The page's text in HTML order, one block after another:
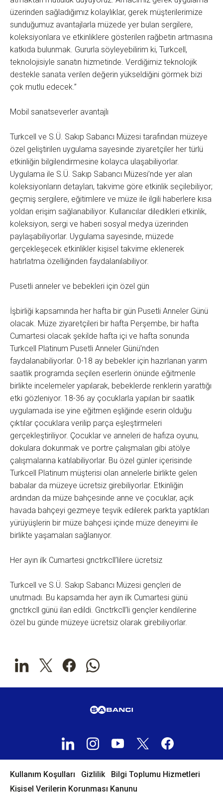
üzerinden sağladığımız kolaylıklar, gerek müşterilerimize
sunduğumuz avantajlarla müzede yer bulan sergilere,
koleksiyonlara ve etkinliklere gösterilen rağbetin artmasına
katkıda bulunmak. Gururla söyleyebilirim ki, Turkcell,
teknolojisiyle sanatın hizmetinde. Verdiğimiz teknolojik
destekle sanata verilen değerin yükseldiğini görmek bizi
çok mutlu edecek.”
Mobil sanatseverler avantajlı
Turkcell ve S.Ü. Sakıp Sabancı Müzesi tarafından müzeye
özel geliştirilen uygulama sayesinde ziyaretçiler her türlü
etkinliğin bilgilendirmesine kolayca ulaşabiliyorlar.
Uygulama ile S.Ü. Sakıp Sabancı Müzesi’nde yer alan
koleksiyonların detayları, takvime göre etkinlik seçilebiliyor;
geçmiş sergilere, eğitimlere ve müze ile ilgili haberlere kısa
yoldan erişim sağlanabiliyor. Kullanıcılar diledikleri etkinlik,
koleksiyon, sergi ve haberi sosyal medya üzerinden
paylaşabiliyorlar. Uygulama sayesinde, müzede
gerçekleşecek etkinlikler kişisel takvime eklenerek
hatırlatma özelliğinden faydalanılabiliyor.
Pusetli anneler ve bebekleri için özel gün
İşbirliği kapsamında her hafta bir gün Pusetli Anneler Günü
olacak. Müze ziyaretçileri bir hafta Perşembe, bir hafta
Cumartesi olacak şekilde hafta içi ve hafta sonunda
Turkcell Platinum Pusetli Anneler Günü’nden
faydalanabiliyorlar. 0-18 ay bebekler için hazırlanan yarım
saatlik programda seçilen eserlerin önünde eğitmenle
birlikte incelemeler yapılarak, bebeklerde renklerin yarattığı
etki gözleniyor. 18-36 ay çocuklarla yapılan bir saatlik
uygulamada ise yine eğitmen eşliğinde eserin olduğu
çıktılar çocuklara verilip parça eşleştirmeleri
gerçekleştiriliyor. Çocuklar ve anneleri de hafıza oyunu,
dokulara dokunmak ve portre çalışmaları gibi atölye
çalışmalarına katılabiliyorlar. Bu özel günler içerisinde
Turkcell Platinum müşterisi olan annelerle birlikte gelen
babalar da müzeye ücretsiz girebiliyorlar. Etkinliğin
ardından da müze bahçesinde anne ve çocuklar, açık
havada bahçeyi gezmeye teşvik edilerek parkta yaptıkları
yürüyüşlerin bir müze bahçesi içinde müze deneyimi ile
birlikte yaşamaları sağlanıyor.
Her ayın ilk Cumartesi gnctrkcll’lilere ücretsiz
Turkcell ve S.Ü. Sakıp Sabancı Müzesi gençleri de
unutmadı. Bu kapsamda her ayın ilk Cumartesi günü
gnctrkcll günü ilan edildi. Gnctrkcll’li gençler kendilerine
özel bu günde müzeye ücretsiz olarak girebiliyorlar.
Kullanım Koşulları Gizlilik
Bilgi Toplumu Hizmetleri
Kişisel Verilerin Korunması Kanunu